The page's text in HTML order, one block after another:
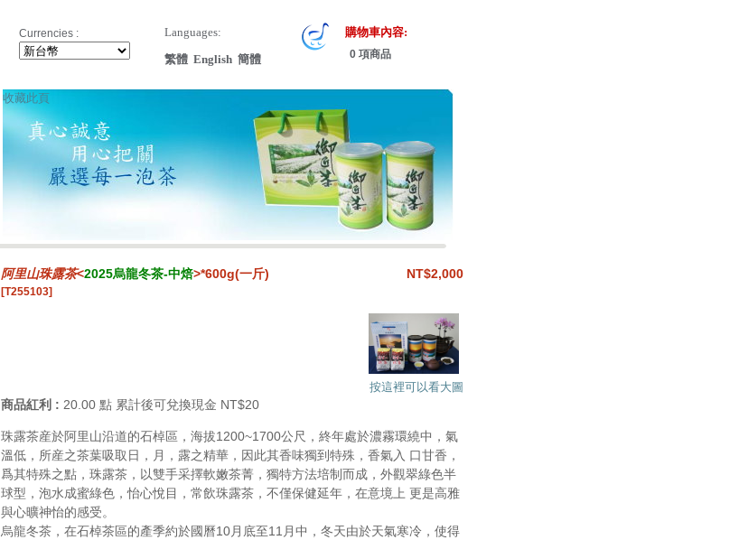
Currencies :
Languages:
繁體 English 簡體
購物車內容:
0 項商品
收藏此頁
阿里山珠露茶<2025烏龍冬茶-中焙>*600g(一斤)
[T255103]
NT$2,000
按這裡可以看大圖
商品紅利 : 20.00 點 累計後可兌換現金 NT$20
珠露茶産於阿里山沿道的石棹區，海拔1200~1700公尺，終年處於濃霧環繞中，氣
溫低，所産之茶葉吸取日，月，露之精華，因此其香味獨到特殊，香氣入 口甘香，
爲其特殊之點，珠露茶，以雙手采擇軟嫩茶菁，獨特方法培制而成，外觀翠綠色半
球型，泡水成蜜綠色，怡心悅目，常飲珠露茶，不僅保健延年，在意境上 更是高雅
與心曠神怡的感受。
烏龍冬茶，在石棹茶區的產季約於國曆10月底至11月中，冬天由於天氣寒冷，使得